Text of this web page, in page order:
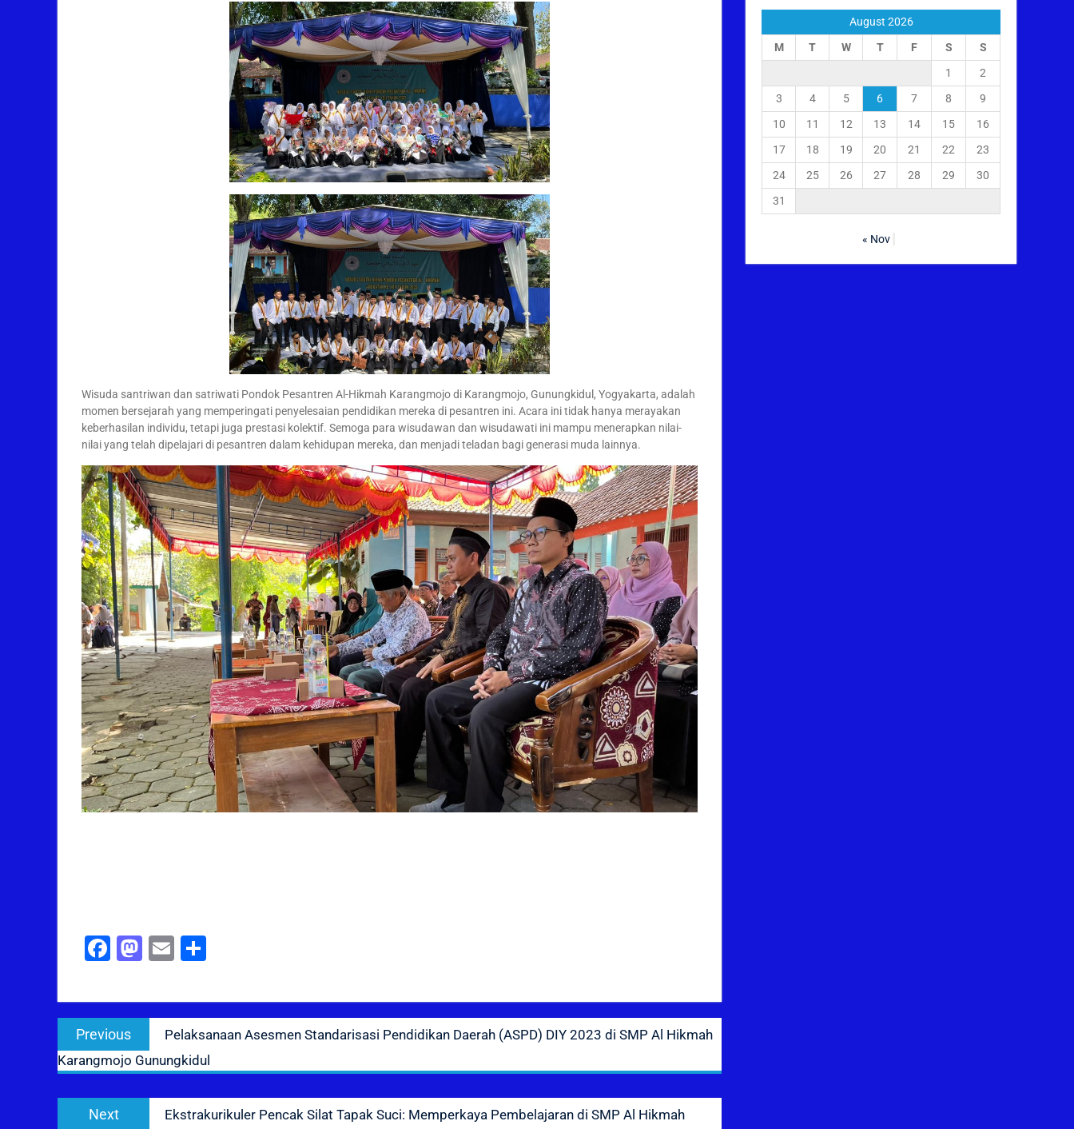
Wisuda santriwan dan satriwati Pondok Pesantren Al-Hikmah Karangmojo di Karangmojo, Gunungkidul, Yogyakarta, adalah
momen bersejarah yang memperingati penyelesaian pendidikan mereka di pesantren ini. Acara ini tidak hanya merayakan
keberhasilan individu, tetapi juga prestasi kolektif. Semoga para wisudawan dan wisudawati ini mampu menerapkan nilai-
nilai yang telah dipelajari di pesantren dalam kehidupan mereka, dan menjadi teladan bagi generasi muda lainnya.
Facebook
Mastodon
Email
Post
navigation
Previous
Previous
post:
Pelaksanaan Asesmen Standarisasi Pendidikan Daerah (ASPD) DIY 2023 di SMP Al Hikmah
Karangmojo Gunungkidul
Next
Next
post:
Ekstrakurikuler Pencak Silat Tapak Suci: Memperkaya Pembelajaran di SMP Al Hikmah
August 2026
M
T W T F S
S
1
2
3
4 5 6 7 8
9
10
11 12 13 14 15
16
17
18 19 20 21 22
23
24
25 26 27 28 29
30
31
« Nov